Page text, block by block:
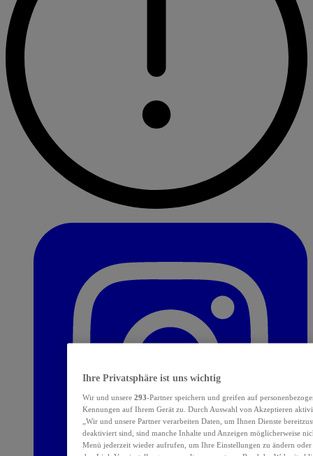
Ihre Privatsphäre ist uns wichtig
Wir und unsere 293-Partner speichern und greifen auf
Kennungen auf Ihrem Gerät zu. Durch Auswahl von Akzeptieren
„Wir und unsere Partner verarbeiten Daten, um Ihnen Dienste
deaktiviert sind, sind manche Inhalte und Anzeigen möglicherweise
Menü jederzeit wieder aufrufen, um Ihre Einstellungen zu ändern